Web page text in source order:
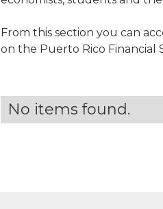
From this section you can
on the Puerto Rico Financial
No items found.